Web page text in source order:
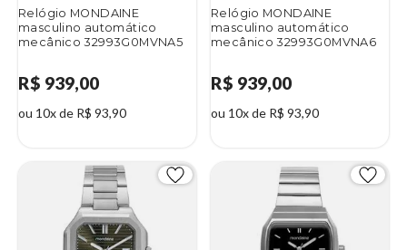
Relógio MONDAINE
masculino automático
mecânico 32993G0MVNA5
R$ 939,00
ou 10x de R$ 93,90
Relógio MONDAINE
masculino automático
mecânico 32993G0MVNA6
R$ 939,00
ou 10x de R$ 93,90